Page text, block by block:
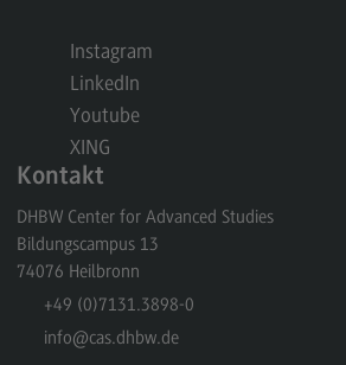
Governance Sozialer Arbeit
Governance Sozialer Arbeit
Modulangebot
Berufsperspektiven
Kontakt
Informatik
Informatik
Profil-O-Mat Informatik
Instagram
LinkedIn
Youtube
XING
Kontakt
DHBW Center for Advanced Studies
Bildungscampus 13
74076 Heilbronn
+49 (0)7131.3898-0
info@cas.dhbw.de